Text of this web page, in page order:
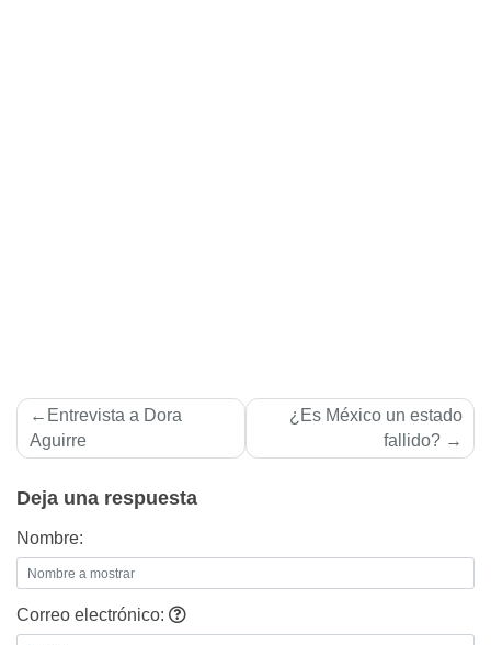
Navegación
de
Entrevista a Dora
Aguirre
¿Es México un estado
fallido?
Deja una respuesta
Nombre:
Correo electrónico: